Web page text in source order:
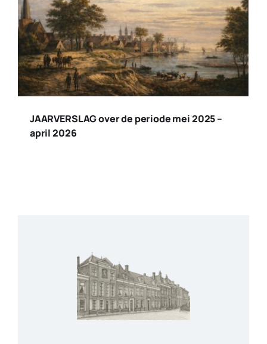
JAARVERSLAG over de periode mei 2025 –
april 2026